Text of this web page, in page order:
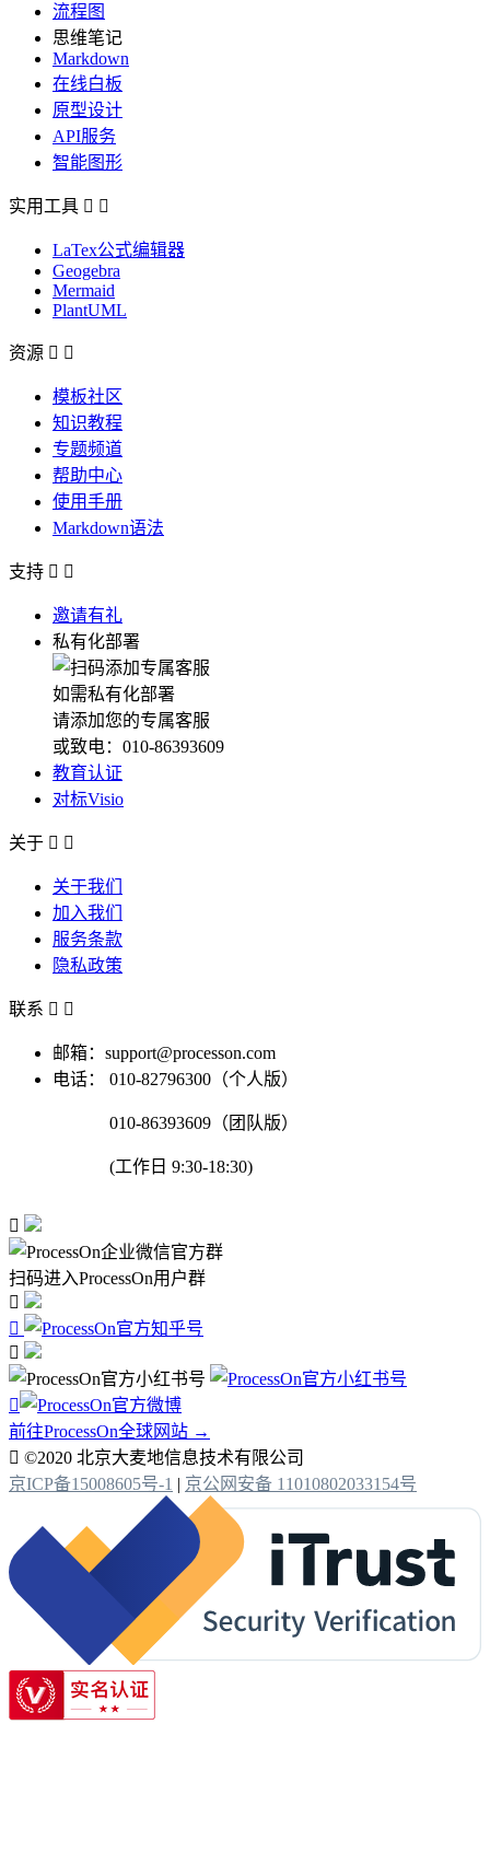
流程图
思维笔记
Markdown
在线白板
原型设计
API服务
智能图形
实用工具  
LaTex公式编辑器
Geogebra
Mermaid
PlantUML
资源  
模板社区
知识教程
专题频道
帮助中心
使用手册
Markdown语法
支持  
邀请有礼
私有化部署
如需私有化部署
请添加您的专属客服
或致电：010-86393609
教育认证
对标Visio
关于  
关于我们
加入我们
服务条款
隐私政策
联系  
邮箱：support@processon.com
电话：
010-82796300（个人版）
010-86393609（团队版）
(工作日 9:30-18:30)

扫码进入ProcessOn用户群




前往ProcessOn全球网站 →
 ©2020 北京大麦地信息技术有限公司
京ICP备15008605号-1 | 京公网安备 11010802033154号